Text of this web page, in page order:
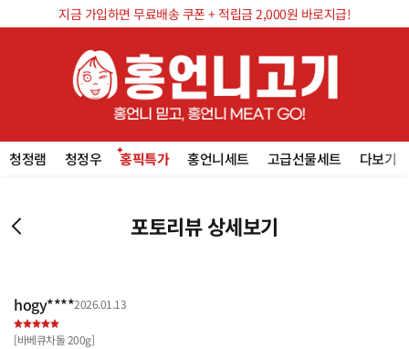
지금 가입하면 무료배송 쿠폰 + 적립금 2,000원 바로지급!
청정램 청정우 홍픽특가 홍언니세트 고급선물세트 다보기
포토리뷰 상세보기
hogy****2026.01.13
[바베큐차돌 200g]